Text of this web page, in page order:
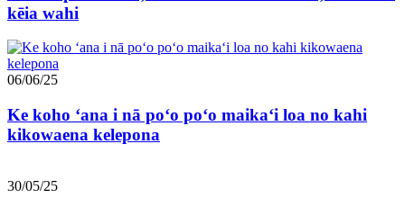
kēia wahi
06/06/25
Ke koho ʻana i nā poʻo poʻo maikaʻi loa no kahi
kikowaena kelepona
30/05/25